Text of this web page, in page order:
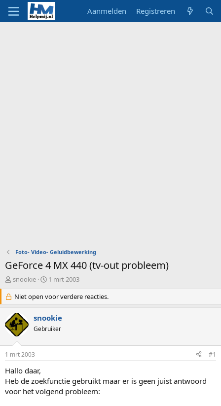
Aanmelden Registreren
Foto- Video- Geluidbewerking
GeForce 4 MX 440 (tv-out probleem)
O
d
e
r
w
e
s
t
a
r
t
snookie
S
a
r
d
a
m
1 mrt 2003
Niet open voor verdere reacties.
snookie
Gebruiker
1 mrt 2003 #1
Hallo daar,
Heb de zoekfunctie gebruikt maar er is geen juist antwoord
voor het volgend probleem: